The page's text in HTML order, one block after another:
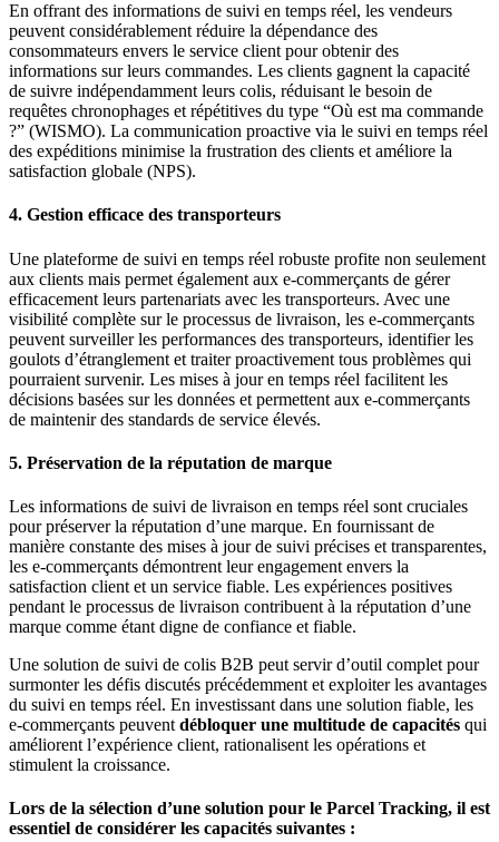
En offrant des informations de suivi en temps réel, les vendeurs
peuvent considérablement réduire la dépendance des
consommateurs envers le service client pour obtenir des
informations sur leurs commandes. Les clients gagnent la capacité
de suivre indépendamment leurs colis, réduisant le besoin de
requêtes chronophages et répétitives du type “Où est ma commande
?” (WISMO). La communication proactive via le suivi en temps réel
des expéditions minimise la frustration des clients et améliore la
satisfaction globale (NPS).
4. Gestion efficace des transporteurs
Une plateforme de suivi en temps réel robuste profite non seulement
aux clients mais permet également aux e-commerçants de gérer
efficacement leurs partenariats avec les transporteurs. Avec une
visibilité complète sur le processus de livraison, les e-commerçants
peuvent surveiller les performances des transporteurs, identifier les
goulots d’étranglement et traiter proactivement tous problèmes qui
pourraient survenir. Les mises à jour en temps réel facilitent les
décisions basées sur les données et permettent aux e-commerçants
de maintenir des standards de service élevés.
5. Préservation de la réputation de marque
Les informations de suivi de livraison en temps réel sont cruciales
pour préserver la réputation d’une marque. En fournissant de
manière constante des mises à jour de suivi précises et transparentes,
les e-commerçants démontrent leur engagement envers la
satisfaction client et un service fiable. Les expériences positives
pendant le processus de livraison contribuent à la réputation d’une
marque comme étant digne de confiance et fiable.
Une solution de suivi de colis B2B peut servir d’outil complet pour
surmonter les défis discutés précédemment et exploiter les avantages
du suivi en temps réel. En investissant dans une solution fiable, les
e-commerçants peuvent débloquer une multitude de capacités qui
améliorent l’expérience client, rationalisent les opérations et
stimulent la croissance.
Lors de la sélection d’une solution pour le Parcel Tracking, il est
essentiel de considérer les capacités suivantes :